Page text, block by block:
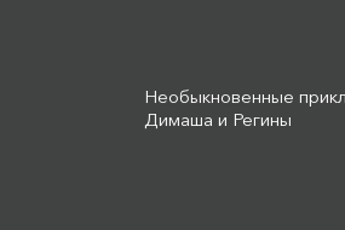
Необыкновенные
Димаша и Регины